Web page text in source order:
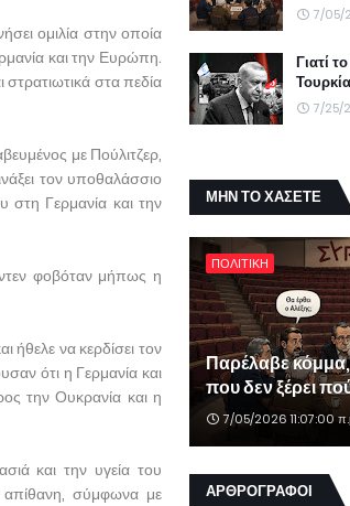
ομιλία στην οποία
και την Ευρώπη.
στρατιωτικά στα πεδία
με Πούλιτζερ,
τον υποθαλάσσιο
Γερμανία και την
φοβόταν μήπως η
να κερδίσει τον
ότι η Γερμανία και
την Ουκρανία και η
και την υγεία του
απίθανη, σύμφωνα με
7/05/
Γιατί
7/25/
ΜΗΝ ΤΟ ΧΑΣΕΤΕ
ΠΟΛΙΤΙΚΗ
Παρέλαβε
που δεν ξέρει
7/05/2026 11:07:00
ΑΡΘΡΟΓΡΑΦΟΙ